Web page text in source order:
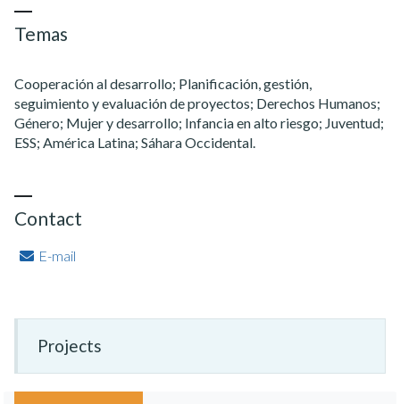
Temas
Cooperación al desarrollo; Planificación, gestión,
seguimiento y evaluación de proyectos; Derechos Humanos;
Género; Mujer y desarrollo; Infancia en alto riesgo; Juventud;
ESS; América Latina; Sáhara Occidental.
Contact
E-mail
Projects